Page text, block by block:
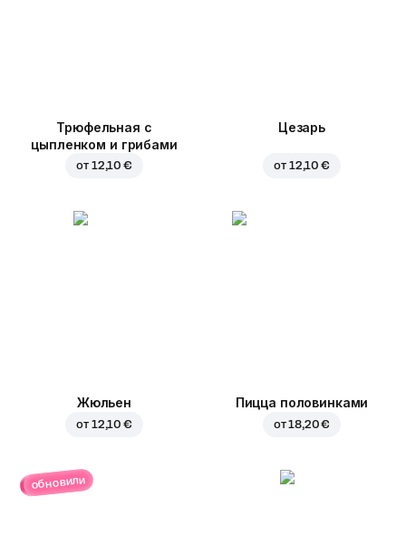
Трюфельная с
цыпленком и грибами
от 12,10 €
Цезарь
от 12,10 €
Жюльен
от 12,10 €
Пицца половинками
от18,20 €
обновили